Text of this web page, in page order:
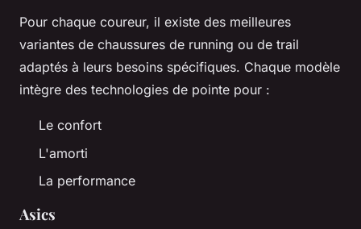
Pour chaque coureur, il existe des meilleures
variantes de chaussures de running ou de trail
adaptés à leurs besoins spécifiques. Chaque modèle
intègre des technologies de pointe pour :
Le confort
L'amorti
La performance
Asics